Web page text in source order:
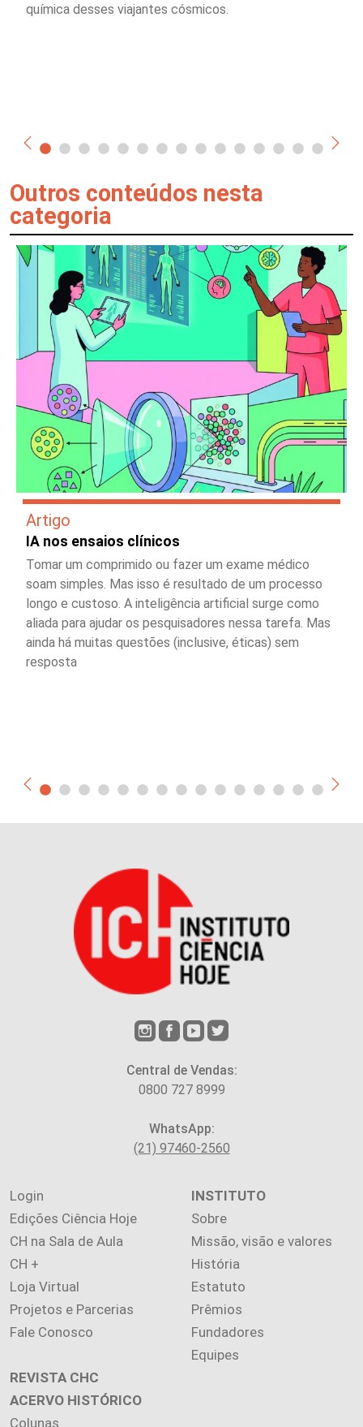
química desses viajantes cósmicos.
Outros conteúdos nesta
categoria
Artigo
IA nos ensaios clínicos
Tomar um comprimido ou fazer um exame médico
soam simples. Mas isso é resultado de um processo
longo e custoso. A inteligência artificial surge como
aliada para ajudar os pesquisadores nessa tarefa. Mas
ainda há muitas questões (inclusive, éticas) sem
resposta
Central de Vendas:
0800 727 8999
WhatsApp:
(21) 97460-2560
Login
Edições Ciência Hoje
CH na Sala de Aula
CH +
Loja Virtual
Projetos e Parcerias
Fale Conosco
INSTITUTO
Sobre
Missão, visão e valores
História
Estatuto
Prêmios
Fundadores
Equipes
REVISTA CHC
ACERVO HISTÓRICO
Colunas